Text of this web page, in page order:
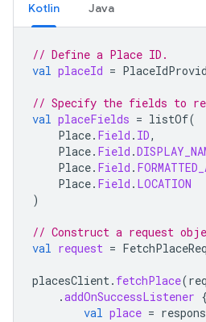
Kotlin Java
// Define a Place ID.
val placeId =
// Specify the fields to
val placeFields = listOf(
Place. Field . ID,
Place. Field .
Place. Field .
Place. Field . LOCATION
)
// Construct a request
val request =
placesClient. fetchPlace(
.addOnSuccessListener {
val place =